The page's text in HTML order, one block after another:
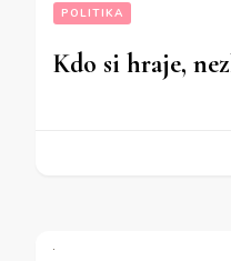
POLITIKA
Kdo si hraje,